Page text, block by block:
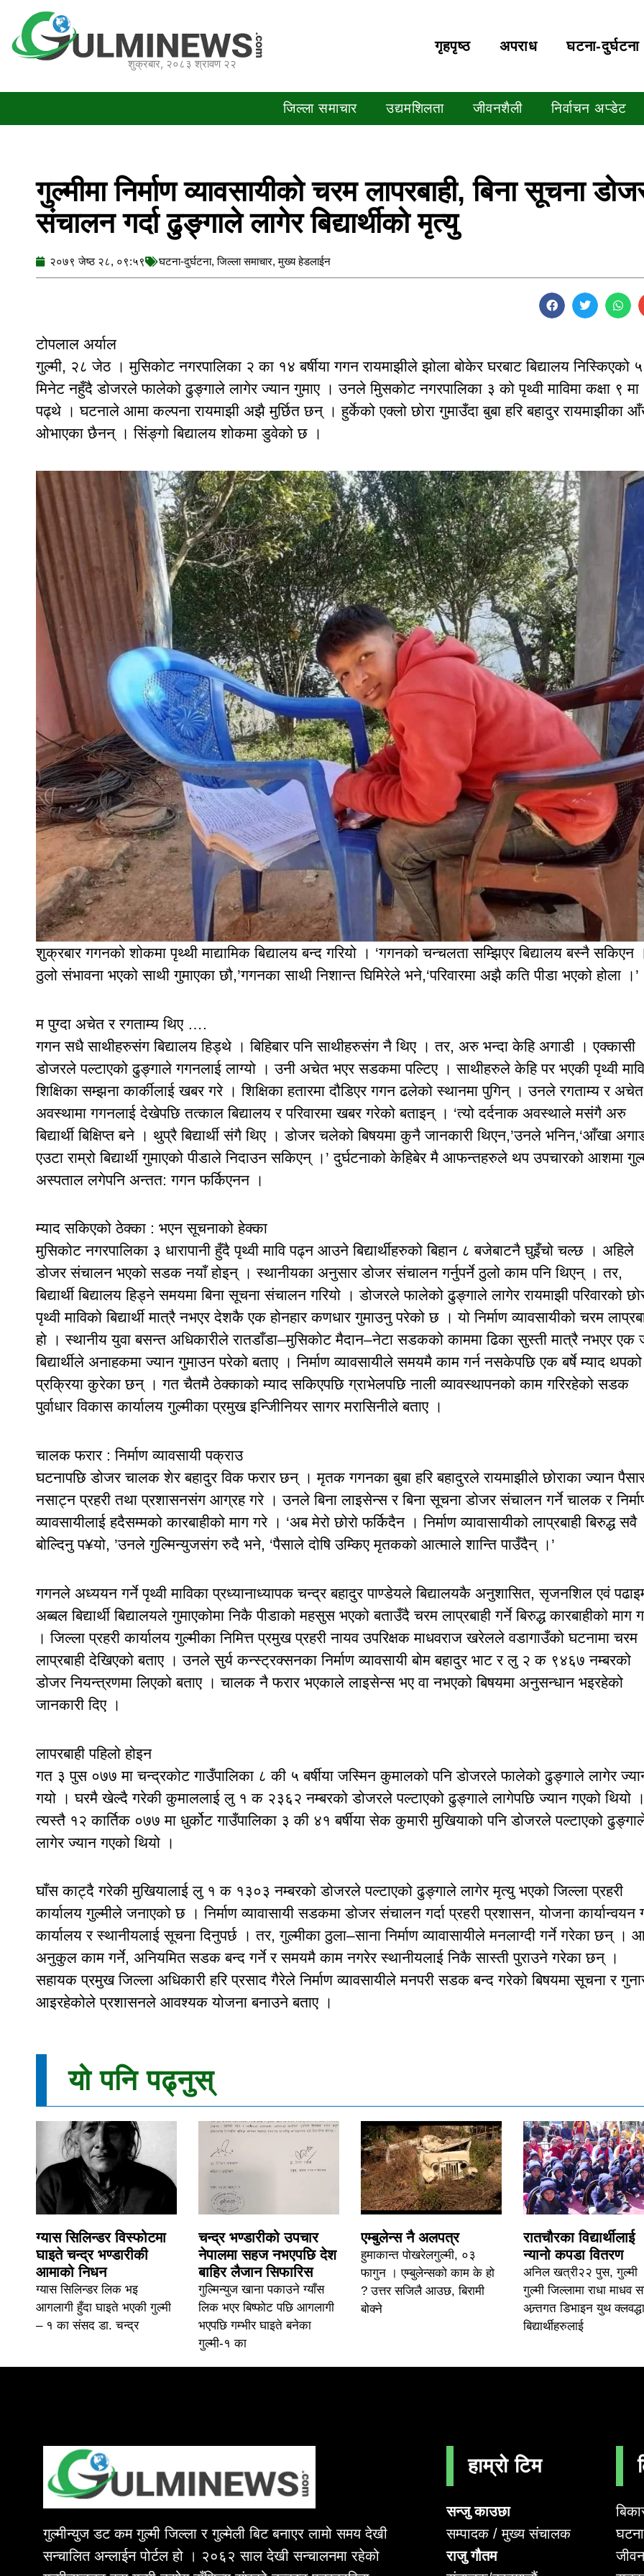
content
शुक्रबार, २०८३ श्रावण २२
गृहपृष्‍ठ अपराध घटना-दुर्घटना
जिल्ला समाचार उद्यमशिलता जीवनशैली निर्वाचन अप्डेट
गुल्मीमा निर्माण व्यावसायीको चरम लापरबाही, बिना सूचना
संचालन गर्दा ढुङ्गाले लागेर बिद्यार्थीको मृत्यु
२०७९ जेष्ठ २८, ०९:५९ घटना-दुर्घटना,जिल्ला समाचार,मुख्य हेडलाईन
टोपलाल अर्याल
गुल्मी, २८ जेठ । मुसिकोट नगरपालिका २ का १४ बर्षीया गगन रायमाझीले झोला बोकेर घरबाट बिद्यालय निस्किएको ५
मिनेट नहुँदै डोजरले फालेको ढुङ्गाले लागेर ज्यान गुमाए । उनले मुिसकोट नगरपालिका ३ को पृथ्वी माविमा कक्षा ९ मा
पढ्थे । घटनाले आमा कल्पना रायमाझी अझै मुर्छित छन् । हुर्केको एक्लो छोरा गुमाउँदा बुबा हरि बहादुर रायमाझीका
ओभाएका छैनन् । सिंङ्गो बिद्यालय शोकमा डुवेको छ ।
शुक्रबार गगनको शोकमा पृथ्थी माद्यामिक बिद्यालय बन्द गरियो । ‘गगनको चन्चलता सम्झिएर बिद्यालय बस्नै सकिएन
ठुलो संभावना भएको साथी गुमाएका छौ,’गगनका साथी निशान्त घिमिरेले भने,‘परिवारमा अझै कति पीडा भएको होला ।’
म पुग्दा अचेत र रगताम्य थिए ….
गगन सधै साथीहरुसंग बिद्यालय हिड्थे । बिहिबार पनि साथीहरुसंग नै थिए । तर, अरु भन्दा केहि अगाडी । एक्कासी
डोजरले पल्टाएको ढुङ्गाले गगनलाई लाग्यो । उनी अचेत भएर सडकमा पल्टिए । साथीहरुले केहि पर भएकी पृथ्वी
शिक्षिका सम्झना कार्कीलाई खबर गरे । शिक्षिका हतारमा दौडिएर गगन ढलेको स्थानमा पुगिन् । उनले रगताम्य र अचेत
अवस्थामा गगनलाई देखेपछि तत्काल बिद्यालय र परिवारमा खबर गरेको बताइन् । ‘त्यो दर्दनाक अवस्थाले मसंगै अरु
बिद्यार्थी बिक्षिप्त बने । थुप्रै बिद्यार्थी संगै थिए । डोजर चलेको बिषयमा कुनै जानकारी थिएन,’उनले भनिन,‘आँखा
एउटा राम्रो बिद्यार्थी गुमाएको पीडाले निदाउन सकिएन् ।’ दुर्घटनाको केहिबेर मै आफन्तहरुले थप उपचारको आशमा
अस्पताल लगेपनि अन्तत: गगन फर्किएनन ।
म्याद सकिएको ठेक्का : भएन सूचनाको हेक्का
मुसिकोट नगरपालिका ३ धारापानी हुँदै पृथ्वी मावि पढ्न आउने बिद्यार्थीहरुको बिहान ८ बजेबाटनै घुइँचो चल्छ । अहिले
डोजर संचालन भएको सडक नयाँ होइन् । स्थानीयका अनुसार डोजर संचालन गर्नुपर्ने ठुलो काम पनि थिएन् । तर,
बिद्यार्थी बिद्यालय हिड्ने समयमा बिना सूचना संचालन गरियो । डोजरले फालेको ढुङ्गाले लागेर रायमाझी परिवारको
पृथ्वी माविको बिद्यार्थी मात्रै नभएर देशकै एक होनहार कणधार गुमाउनु परेको छ । यो निर्माण व्यावसायीको चरम
हो । स्थानीय युवा बसन्त अधिकारीले रातडाँडा–मुसिकोट मैदान–नेटा सडकको काममा ढिका सुस्ती मात्रै नभएर एक
बिद्यार्थीले अनाहकमा ज्यान गुमाउन परेको बताए । निर्माण व्यावसायीले समयमै काम गर्न नसकेपछि एक बर्षे म्याद थपको
प्रक्रिया कुरेका छन् । गत चैतमै ठेक्काको म्याद सकिएपछि ग्राभेलपछि नाली व्यावस्थापनको काम गरिरहेको सडक
पुर्वाधार विकास कार्यालय गुल्मीका प्रमुख इन्जिीनियर सागर मरासिनीले बताए ।
चालक फरार : निर्माण व्यावसायी पक्राउ
घटनापछि डोजर चालक शेर बहादुर विक फरार छन् । मृतक गगनका बुबा हरि बहादुरले रायमाझीले छोराका ज्यान
नसाट्न प्रहरी तथा प्रशासनसंग आग्रह गरे । उनले बिना लाइसेन्स र बिना सूचना डोजर संचालन गर्ने चालक र
व्यावसायीलाई हदैसम्मको कारबाहीको माग गरे । ‘अब मेरो छोरो फर्किदैन । निर्माण व्यावासायीको लाप्रबाही बिरुद्ध सवै
बोल्दिनु प¥यो, ’उनले गुल्मिन्युजसंग रुदै भने, ‘पैसाले दोषि उम्किए मृतकको आत्माले शान्ति पाउँदैन् ।’
गगनले अध्ययन गर्ने पृथ्वी माविका प्रध्यानाध्यापक चन्द्र बहादुर पाण्डेयले बिद्यालयकै अनुशासित, सृजनशिल एवं
अब्बल बिद्यार्थी बिद्यालयले गुमाएकोमा निकै पीडाको महसुस भएको बताउँदै चरम लाप्रबाही गर्ने बिरुद्ध कारबाहीको माग
। जिल्ला प्रहरी कार्यालय गुल्मीका निमित्त प्रमुख प्रहरी नायव उपरिक्षक माधवराज खरेलले वडागाउँको घटनामा चरम
लाप्रबाही देखिएको बताए । उनले सुर्य कन्स्ट्रक्सनका निर्माण व्यावसायी बोम बहादुर भाट र लु २ क ९४६७ नम्बरको
डोजर नियन्त्रणमा लिएको बताए । चालक नै फरार भएकाले लाइसेन्स भए वा नभएको बिषयमा अनुसन्धान भइरहेको
जानकारी दिए ।
लापरबाही पहिलो होइन
गत ३ पुस ०७७ मा चन्द्रकोट गाउँपालिका ८ की ५ बर्षीया जस्मिन कुमालको पनि डोजरले फालेको ढुङ्गाले लागेर
गयो । घरमै खेल्दै गरेकी कुमाललाई लु १ क २३६२ नम्बरको डोजरले पल्टाएको ढुङ्गाले लागेपछि ज्यान गएको थियो ।
त्यस्तै १२ कार्तिक ०७७ मा धुर्कोट गाउँपालिका ३ की ४१ बर्षीया सेक कुमारी मुखियाको पनि डोजरले पल्टाएको
लागेर ज्यान गएको थियो ।
घाँस काट्दै गरेकी मुखियालाई लु १ क १३०३ नम्बरको डोजरले पल्टाएको ढुङ्गाले लागेर मृत्यु भएको जिल्ला प्रहरी
कार्यालय गुल्मीले जनाएको छ । निर्माण व्यावासायी सडकमा डोजर संचालन गर्दा प्रहरी प्रशासन, योजना कार्यान्वयन
कार्यालय र स्थानीयलाई सूचना दिनुपर्छ । तर, गुल्मीका ठुला–साना निर्माण व्यावासायीले मनलाग्दी गर्ने गरेका छन् ।
अनुकुल काम गर्ने, अनियमित सडक बन्द गर्ने र समयमै काम नगरेर स्थानीयलाई निकै सास्ती पुराउने गरेका छन् ।
सहायक प्रमुख जिल्ला अधिकारी हरि प्रसाद गैरेले निर्माण व्यावसायीले मनपरी सडक बन्द गरेको बिषयमा सूचना र
आइरहेकोले प्रशासनले आवश्यक योजना बनाउने बताए ।
यो पनि पढ्नुस्
ग्यास सिलिन्डर विस्फोटमा
घाइते चन्द्र भण्डारीकी
आमाको निधन
ग्यास सिलिन्डर लिक भइ
आगलागी हुँदा घाइते भएकी गुल्मी
– १ का संसद डा. चन्द्र
चन्द्र भण्डारीको उपचार
नेपालमा सहज नभएपछि देश
बाहिर लैजान सिफारिस
गुल्मिन्युज खाना पकाउने ग्याँस
लिक भएर बिष्फोट पछि आगलागी
भएपछि गम्भीर घाइते बनेका
गुल्मी-१ का
एम्बुलेन्स नै अलपत्र
हुमाकान्त पोखरेलगुल्मी, ०३
फागुन । एम्बुलेन्सको काम के हो
? उत्तर सजिलै आउछ, बिरामी
बोक्ने
रातचौरका विद्यार्थीलाई
न्यानो कपडा वितरण
अनिल खत्री२२ पुस, गुल्मी
गुल्मी जिल्लामा राधा माधव
अन्र्तगत डिभाइन युथ
बिद्यार्थीहरुलाई
गुल्मीन्युज डट कम गुल्मी जिल्ला र गुल्मेली बिट बनाएर लामो समय देखी
सन्चालित अन्लाईन पोर्टल हो । २०६२ साल देखी सन्चालनमा रहेको
हाम्रो टिम
सन्जु काउछा
सम्पादक / मुख्य संचालक
राजु गौतम